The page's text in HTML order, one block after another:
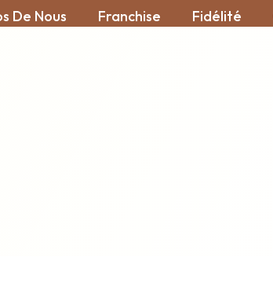
De Nous Franchise Fidélité